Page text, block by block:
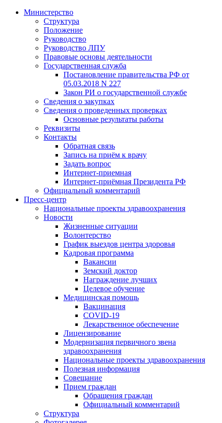
Министерство
Структура
Положение
Руководство
Руководство ЛПУ
Правовые основы деятельности
Государственная служба
Постановление правительства РФ от
05.03.2018 N 227
Закон РИ о государственной службе
Сведения о закупках
Сведения о проведенных проверках
Основные результаты работы
Реквизиты
Контакты
Обратная связь
Запись на приём к врачу
Задать вопрос
Интернет-приемная
Интернет-приёмная Президента РФ
Официальный комментарий
Пресс-центр
Национальные проекты здравоохранения
Новости
Жизненные ситуации
Волонтерство
График выездов центра здоровья
Кадровая программа
Вакансии
Земский доктор
Награждение лучших
Целевое обучение
Медицинская помощь
Вакцинация
COVID-19
Лекарственное обеспечение
Лицензирование
Модернизация первичного звена
здравоохранения
Национальные проекты здравоохранения
Полезная информация
Совещание
Прием граждан
Обращения граждан
Официальный комментарий
Структура